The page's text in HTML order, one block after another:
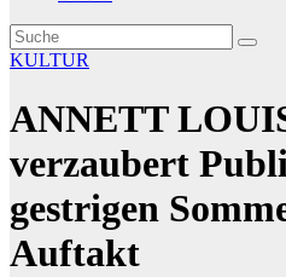
KULTUR
ANNETT
verzaubert
gestrigen
Auftakt